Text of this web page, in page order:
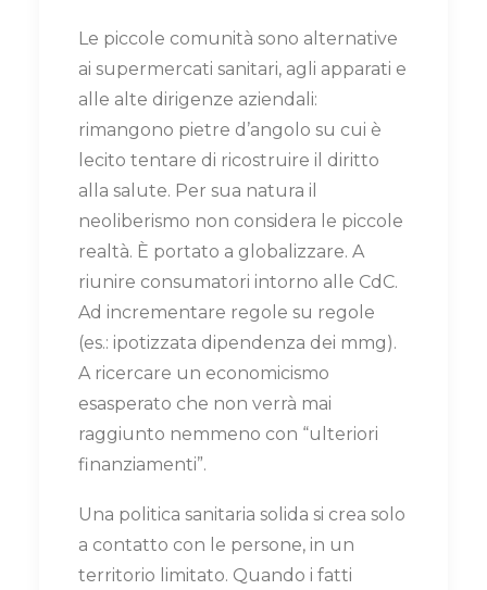
Le piccole comunità sono alternative
ai supermercati sanitari, agli apparati e
alle alte dirigenze aziendali:
rimangono pietre d’angolo su cui è
lecito tentare di ricostruire il diritto
alla salute. Per sua natura il
neoliberismo non considera le piccole
realtà. È portato a globalizzare. A
riunire consumatori intorno alle CdC.
Ad incrementare regole su regole
(es.: ipotizzata dipendenza dei mmg).
A ricercare un economicismo
esasperato che non verrà mai
raggiunto nemmeno con “ulteriori
finanziamenti”.
Una politica sanitaria solida si crea solo
a contatto con le persone, in un
territorio limitato. Quando i fatti